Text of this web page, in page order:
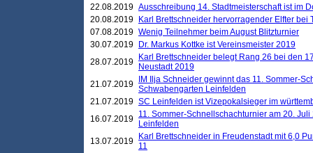
22.08.2019 Ausschreibung 14. Stadtmeisterschaft ist im
20.08.2019
Karl Brettschneider hervorragender Elfter bei
07.08.2019 Wenig Teilnehmer beim August Blitzturnier
30.07.2019
Dr. Markus Kottke ist Vereinsmeister 2019
28.07.2019
Karl Brettschneider belegt Rang 26 bei den
Neustadt 2019
21.07.2019
IM Ilja Schneider gewinnt das 11. Sommer-
Schwabengarten Leinfelden
21.07.2019 SC Leinfelden ist Vizepokalsieger im
16.07.2019 11. Sommer-Schnellschachturnier am 20.
Leinfelden
13.07.2019
Karl Brettschneider in Freudenstadt mit 6,0
11